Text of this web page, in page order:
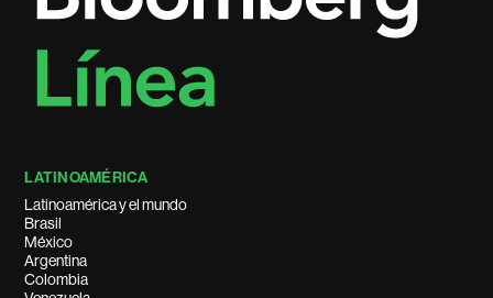
LATINOAMÉRICA
Latinoamérica y el mundo
Brasil
México
Argentina
Colombia